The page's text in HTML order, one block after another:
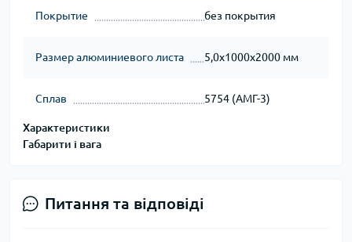
Покрытие без покрытия
Размер алюминиевого листа 5,0х1000х2000 мм
Сплав 5754 (АМГ-3)
Характеристики
Габарити і вага
Питання та відповіді